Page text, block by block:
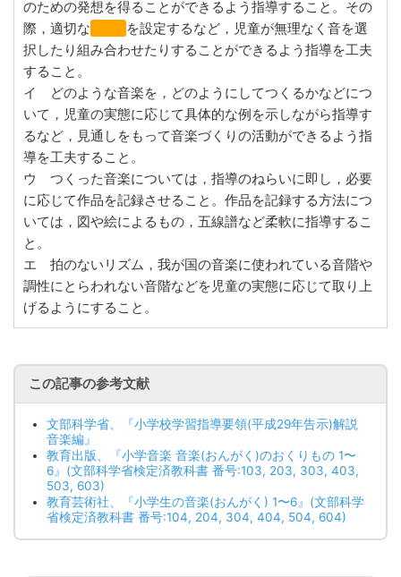
のための発想を得ることができるよう指導すること。その
際，適切な
を設定するなど，児童が無理なく音を選
択したり組み合わせたりすることができるよう指導を工夫
すること。
イ どのような音楽を，どのようにしてつくるかなどにつ
いて，児童の実態に応じて具体的な例を示しながら指導す
るなど，見通しをもって音楽づくりの活動ができるよう指
導を工夫すること。
ウ つくった音楽については，指導のねらいに即し，必要
に応じて作品を記録させること。作品を記録する方法につ
いては，図や絵によるもの，五線譜など柔軟に指導するこ
と。
エ 拍のないリズム，我が国の音楽に使われている音階や
調性にとらわれない音階などを児童の実態に応じて取り上
げるようにすること。
この記事の参考文献
文部科学省、『小学校学習指導要領(平成29年告示)解説
音楽編』
教育出版、『小学音楽 音楽(おんがく)のおくりもの 1〜
6』(文部科学省検定済教科書 番号:103, 203, 303, 403,
503, 603)
教育芸術社、『小学生の音楽(おんがく) 1〜6』(文部科学
省検定済教科書 番号:104, 204, 304, 404, 504, 604)